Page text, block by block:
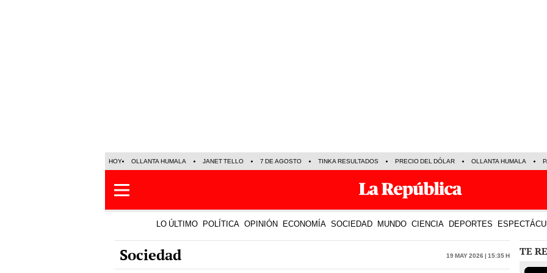
HOY OLLANTA HUMALA JANET TELLO 7 DE AGOSTO TINKA RESULTADOS PRECIO DEL DÓLAR OLLANTA HUMALA
LO ÚLTIMO POLÍTICA OPINIÓN ECONOMÍA SOCIEDAD MUNDO CIENCIA DEPORTES
Sociedad 19 May 2026 | 15:35 h TE